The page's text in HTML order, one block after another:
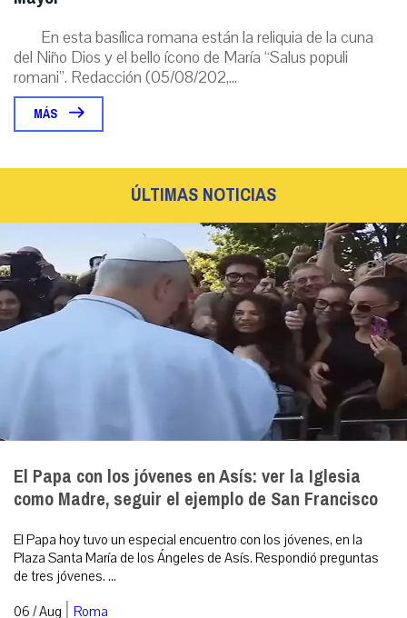
En esta basílica romana están la reliquia de la cuna
del Niño Dios y el bello ícono de María “Salus populi
romani”. Redacción (05/08/202,...
MÁS
ÚLTIMAS NOTICIAS
El Papa con los jóvenes en Asís: ver la Iglesia
como Madre, seguir el ejemplo de San Francisco
El Papa hoy tuvo un especial encuentro con los jóvenes, en la
Plaza Santa María de los Ángeles de Asís. Respondió preguntas
de tres jóvenes. ...
06 / Aug | Roma